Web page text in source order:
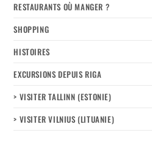
RESTAURANTS OÙ MANGER ?
SHOPPING
HISTOIRES
EXCURSIONS DEPUIS RIGA
> VISITER TALLINN (ESTONIE)
> VISITER VILNIUS (LITUANIE)